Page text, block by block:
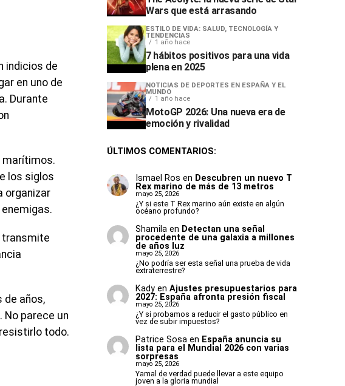
indicios de
en uno de
Durante
marítimos.
los siglos
organizar
transmite
de años,
parece un
todo.
Wars que está arrasando
ESTILO DE VIDA: SALUD, TECNOLOGÍA Y
TENDENCIAS
1 año hace
7 hábitos positivos para una vida
plena en 2025
NOTICIAS DE DEPORTES EN ESPAÑA Y EL
MUNDO
1 año hace
MotoGP 2026: Una nueva era de
emoción y rivalidad
ÚLTIMOS COMENTARIOS:
Ismael Ros en Descubren un nuevo T
Rex marino de más de 13 metros
mayo 25, 2026
¿Y si este T Rex marino aún existe en algún
océano profundo?
Shamila en Detectan una señal
procedente de una galaxia a millones
de años luz
mayo 25, 2026
¿No podría ser esta señal una prueba de vida
extraterrestre?
Kady en Ajustes presupuestarios para
2027: España afronta presión fiscal
mayo 25, 2026
¿Y si probamos a reducir el gasto público en
vez de subir impuestos?
Patrice Sosaen España anuncia su
lista para el Mundial 2026 con varias
sorpresas
mayo 25, 2026
Yamal de verdad puede llevar a este equipo
joven a la gloria mundial